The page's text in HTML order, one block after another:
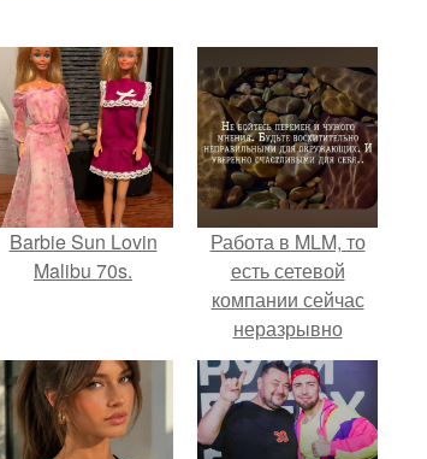
Barbie Sun Lovin
Malibu 70s.
Работа в MLM, то
есть сетевой
компании сейчас
неразрывно
связана с создание
своего контента,
своей страницы в
соц сетях.